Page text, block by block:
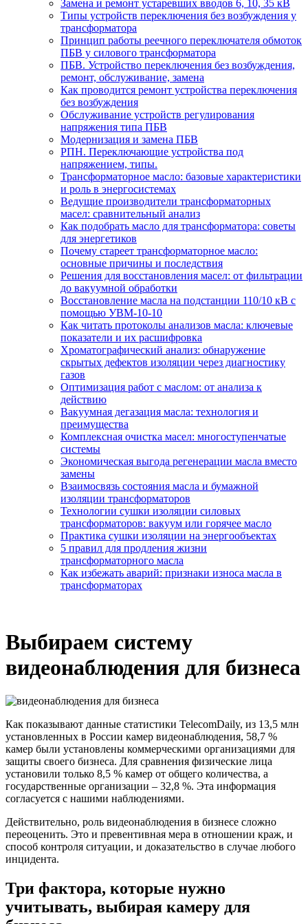
Замена и ремонт устаревших вводов 6, 10, 35 кВ
Типы устройств переключения без возбуждения у
трансформатора
Принцип работы реечного переключателя обмоток
ПБВ у силового трансформатора
ПБВ. Устройство переключения без возбуждения,
ремонт, обслуживание, замена
Как проводится ремонт устройства переключения
без возбуждения
Обслуживание устройств регулирования
напряжения типа ПБВ
Модернизация и замена ПБВ
РПН. Переключающие устройства под
напряжением, типы.
Трансформаторное масло: базовые характеристики
и роль в энергосистемах
Ведущие производители трансформаторных
масел: сравнительный анализ
Как подобрать масло для трансформатора: советы
для энергетиков
Почему стареет трансформаторное масло:
основные причины и последствия
Решения для восстановления масел: от фильтрации
до вакуумной обработки
Восстановление масла на подстанции 110/10 кВ с
помощью УВМ-10-10
Как читать протоколы анализов масла: ключевые
показатели и их расшифровка
Хроматографический анализ: обнаружение
скрытых дефектов изоляции через диагностику
газов
Оптимизация работ с маслом: от анализа к
действию
Вакуумная дегазация масла: технология и
преимущества
Комплексная очистка масел: многоступенчатые
системы
Экономическая выгода регенерации масла вместо
замены
Взаимосвязь состояния масла и бумажной
изоляции трансформаторов
Технологии сушки изоляции силовых
трансформаторов: вакуум или горячее масло
Практика сушки изоляции на энергообъектах
5 правил для продления жизни
трансформаторного масла
Как избежать аварий: признаки износа масла в
трансформаторах
Выбираем систему
видеонаблюдения для бизнеса
Как показывают данные статистики TelecomDaily, из 13,5 млн
установленных в России камер видеонаблюдения, 58,7 %
камер были установлены коммерческими организациями для
защиты своего бизнеса. Для сравнения физические лица
установили только 8,5 % камер от общего количества, а
государственные организации – 32,8 %. Эта информация
согласуется с нашими наблюдениями.
Действительно, роль видеонаблюдения в бизнесе сложно
переоценить. Это и превентивная мера в отношении краж, и
способ контроля ситуации, и доказательство в случае любого
инцидента.
Три фактора, которые нужно
учитывать, выбирая камеру для